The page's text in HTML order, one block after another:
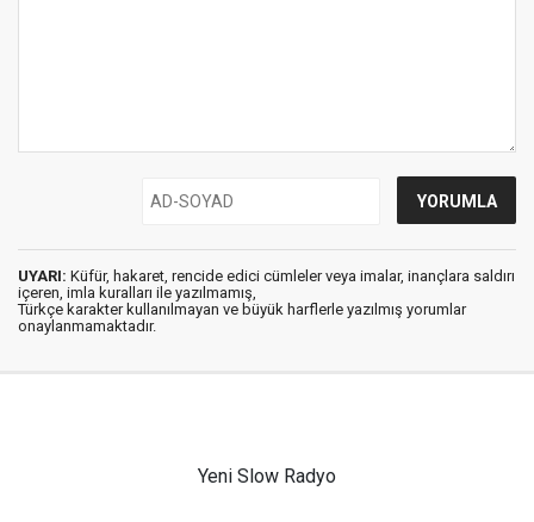
UYARI: Küfür, hakaret, rencide edici cümleler veya imalar, inançlara saldırı
içeren, imla kuralları ile yazılmamış,
Türkçe karakter kullanılmayan ve büyük harflerle yazılmış yorumlar
onaylanmamaktadır.
Yeni Slow Radyo